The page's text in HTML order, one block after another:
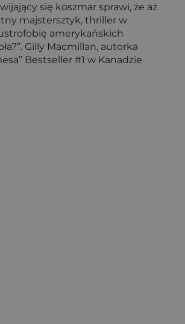
się koszmar sprawi, że aż
majstersztyk, thriller w
amerykańskich
Gilly Macmillan, autorka
Bestseller #1 w Kanadzie